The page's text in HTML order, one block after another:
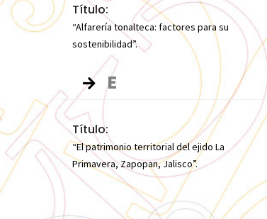
Título:
“Alfarería tonalteca: factores para su
sostenibilidad”.
E
Título:
“El patrimonio territorial del ejido La
Primavera, Zapopan, Jalisco”.